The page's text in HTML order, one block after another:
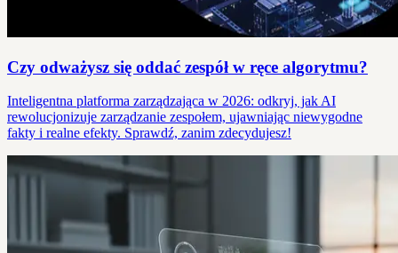
Czy odważysz się oddać zespół w ręce algorytmu?
Inteligentna platforma zarządzająca w 2026: odkryj, jak AI
rewolucjonizuje zarządzanie zespołem, ujawniając niewygodne
fakty i realne efekty. Sprawdź, zanim zdecydujesz!